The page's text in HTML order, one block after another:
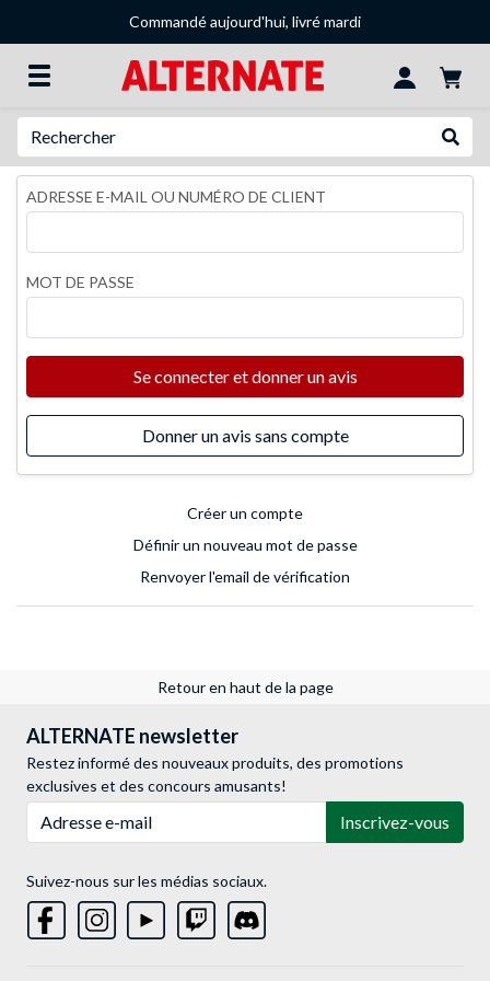
Commandé aujourd'hui, livré mardi
ADRESSE E-MAIL OU NUMÉRO DE CLIENT
MOT DE PASSE
Se connecter et donner un avis
Donner un avis sans compte
Créer un compte
Définir un nouveau mot de passe
Renvoyer l'email de vérification
Retour en haut de la page
ALTERNATE newsletter
Restez informé des nouveaux produits, des promotions
exclusives et des concours amusants!
Inscrivez-vous
Suivez-nous sur les médias sociaux.